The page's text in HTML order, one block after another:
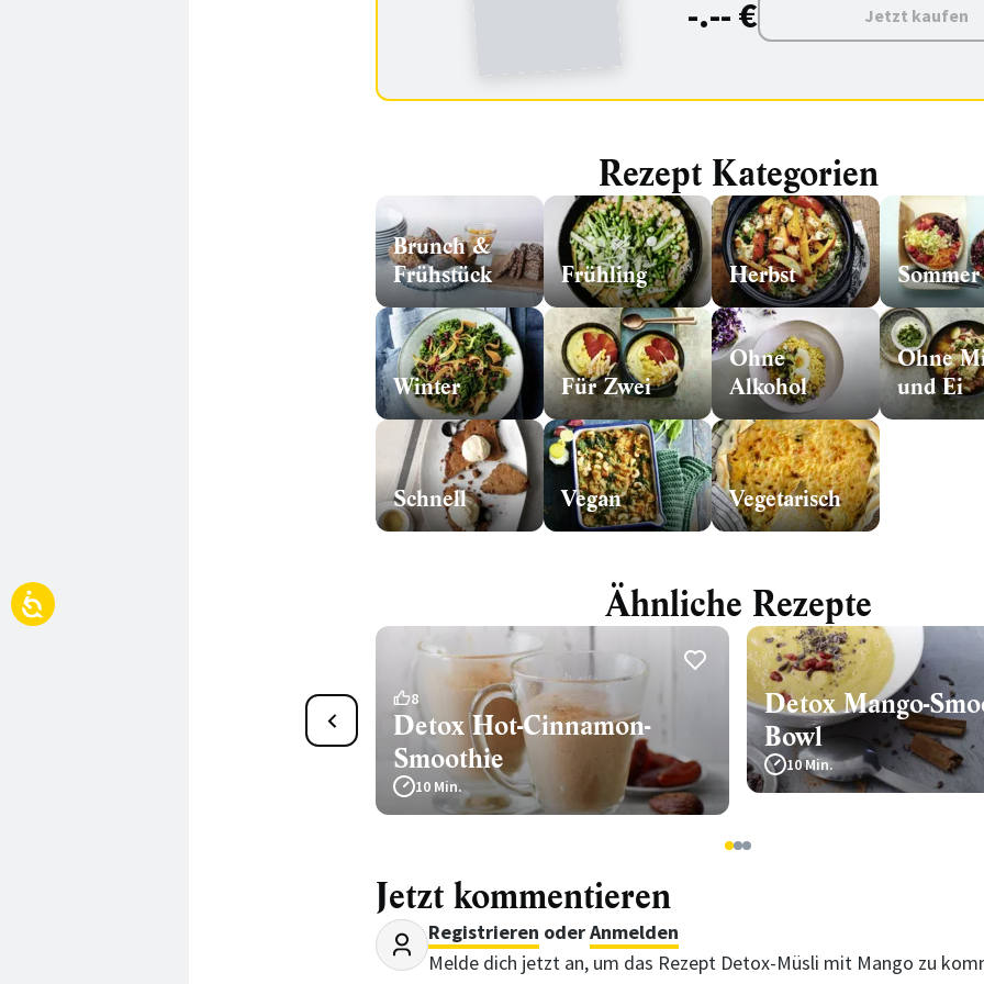
-.-- € Jetzt kaufen
Rezept Kategorien
Brunch &
Frühstück
Frühling Herbst Sommer
Winter Für Zwei
Ohne
Alkohol
Ohne
und Ei
Schnell Vegan Vegetarisch
Ähnliche Rezepte
8
Detox Hot-Cinnamon-
Smoothie
10 Min.
Detox Mango-
Bowl
10 Min.
123
Jetzt kommentieren
Registrieren oderAnmelden
Melde dich jetzt an, um das Rezept Detox-Müsli mit Mango zu